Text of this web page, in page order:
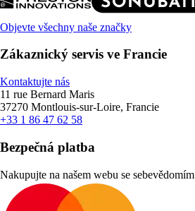
Objevte všechny naše značky
Zákaznický servis ve Francie
Kontaktujte nás
11 rue Bernard Maris
37270 Montlouis-sur-Loire, Francie
+33 1 86 47 62 58
Bezpečná platba
Nakupujte na našem webu se sebevědomím